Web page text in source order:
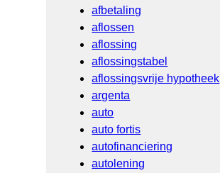
afbetaling
aflossen
aflossing
aflossingstabel
aflossingsvrije hypotheek
argenta
auto
auto fortis
autofinanciering
autolening